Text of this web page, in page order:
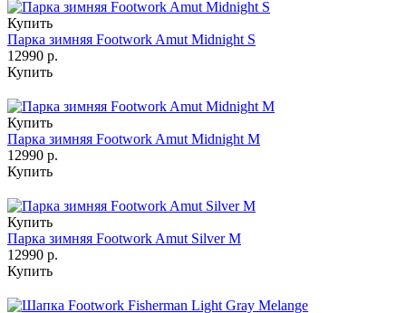
Купить
Парка зимняя Footwork Amut Midnight S
12990 р.
Купить
Купить
Парка зимняя Footwork Amut Midnight M
12990 р.
Купить
Купить
Парка зимняя Footwork Amut Silver M
12990 р.
Купить